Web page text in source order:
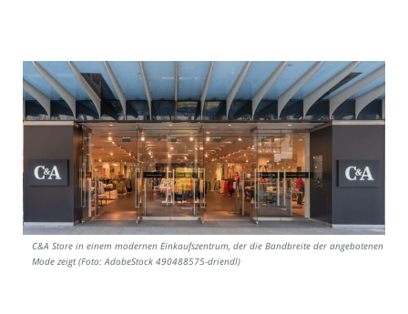
C&A Store in einem modernen Einkaufszentrum, der die Bandbreite der angebotenen
Mode zeigt (Foto: AdobeStock 490488575-driendl)